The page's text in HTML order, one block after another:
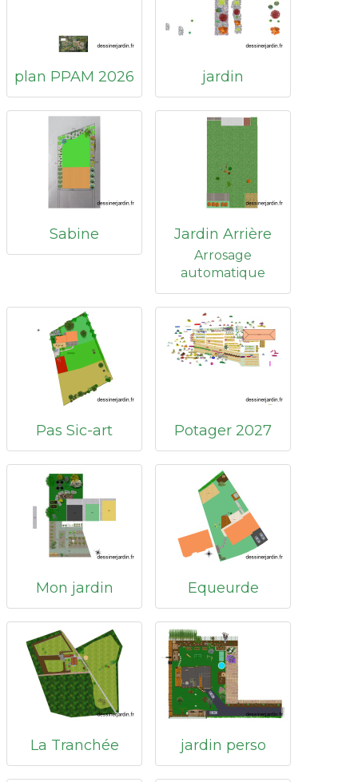
plan PPAM 2026 jardin
Sabine Jardin Arrière
Arrosage
automatique
Pas Sic-art Potager 2027
Mon jardin Equeurde
La Tranchée jardin perso